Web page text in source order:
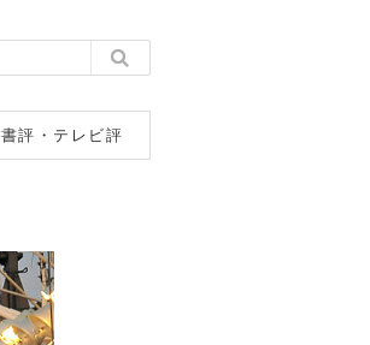
書評・テレビ評